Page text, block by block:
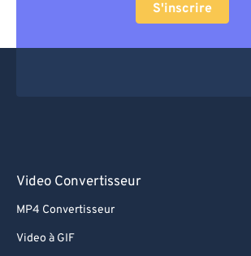
S'inscrire
Video Convertisseur
MP4 Convertisseur
Video à GIF